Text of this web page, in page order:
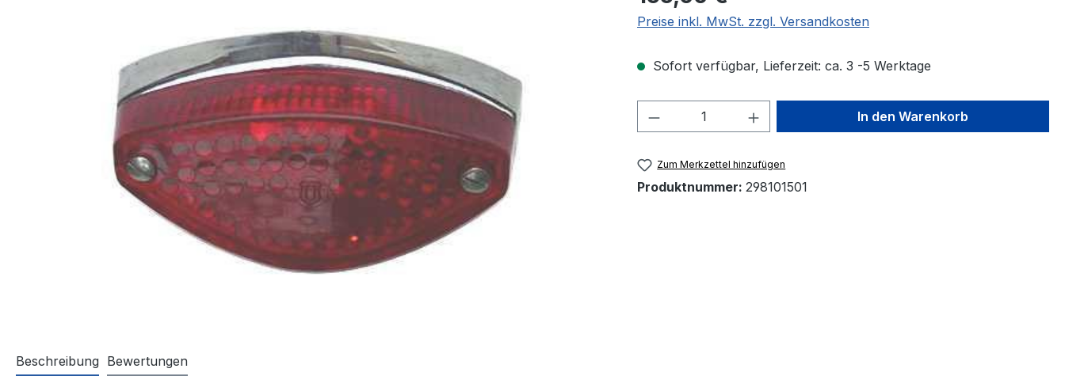
Preise inkl. MwSt. zzgl. Versandkosten
Sofort verfügbar, Lieferzeit: ca. 3 -5 Werktage
Produkt Anzahl: Gib den gewünschten Wert
In den Warenkorb
Zum Merkzettel hinzufügen
Produktnummer: 298101501
Beschreibung Bewertungen